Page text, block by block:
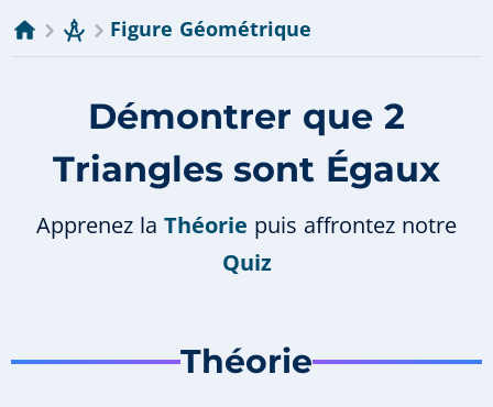
Figure Géométrique
Démontrer que 2
Triangles sont Égaux
Apprenez laThéorie puis affrontez notre
Quiz
Théorie